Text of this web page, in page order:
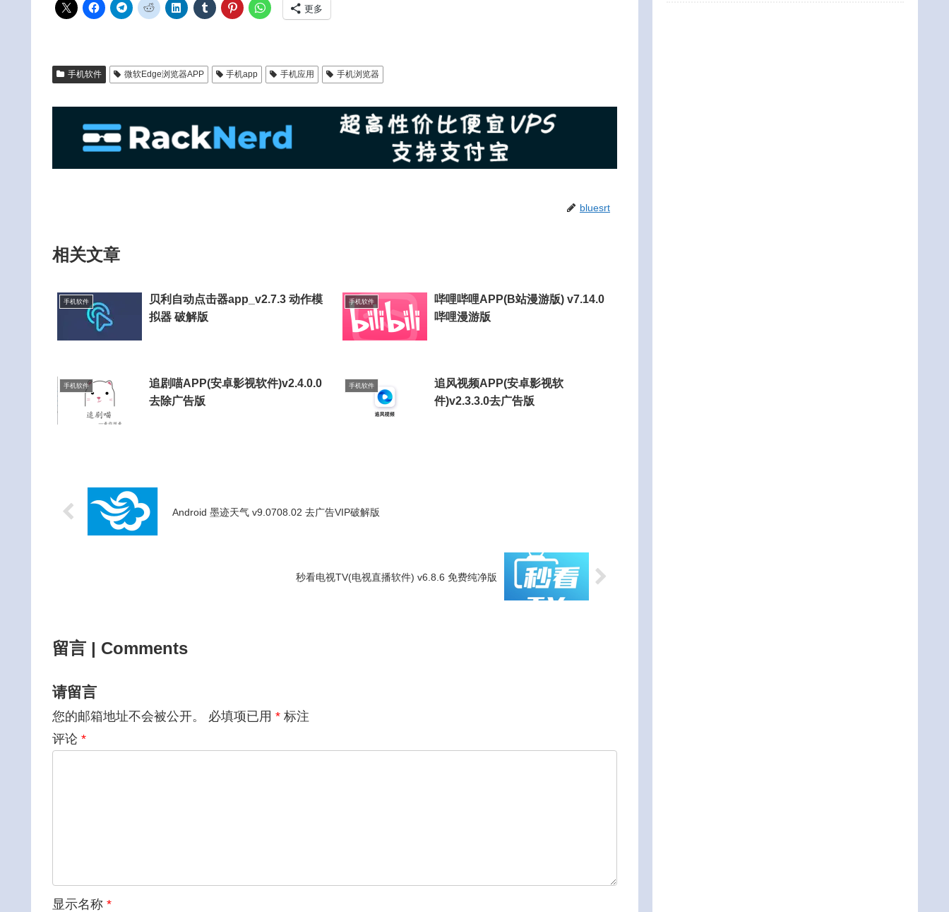
更多
手机软件 微软Edge浏览器APP 手机app 手机应用 手机浏览器
bluesrt
相关文章
手机软件
贝利自动点击器app_v2.7.3 动作模
拟器 破解版
手机软件
哔哩哔哩APP(B站漫游版) v7.14.0
哔哩漫游版
手机软件
追剧喵APP(安卓影视软件)v2.4.0.0
去除广告版
手机软件
追风视频APP(安卓影视软
件)v2.3.3.0去广告版
Android 墨迹天气 v9.0708.02 去广告VIP破解版
秒看电视TV(电视直播软件) v6.8.6 免费纯净版
留言 | Comments
请留言
您的邮箱地址不会被公开。 必填项已用 * 标注
评论 *
显示名称 *